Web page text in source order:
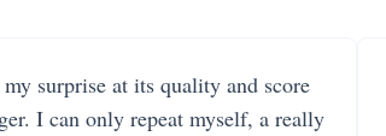
surprise at its quality and score
I can only repeat myself, a really